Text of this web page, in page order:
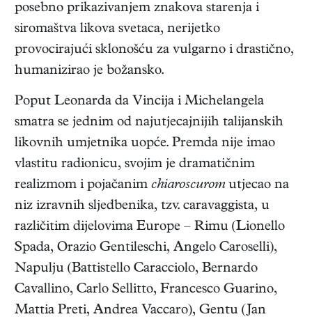
posebno prikazivanjem znakova starenja i
siromaštva likova svetaca, nerijetko
provocirajući sklonošću za vulgarno i drastično,
humanizirao je božansko.
Poput Leonarda da Vincija i Michelangela
smatra se jednim od najutjecajnijih talijanskih
likovnih umjetnika uopće. Premda nije imao
vlastitu radionicu, svojim je dramatičnim
realizmom i pojačanim chiaroscuromutjecao na
niz izravnih sljedbenika, tzv. caravaggista, u
različitim dijelovima Europe – Rimu (Lionello
Spada, Orazio Gentileschi, Angelo Caroselli),
Napulju (Battistello Caracciolo, Bernardo
Cavallino, Carlo Sellitto, Francesco Guarino,
Mattia Preti, Andrea Vaccaro), Gentu (Jan